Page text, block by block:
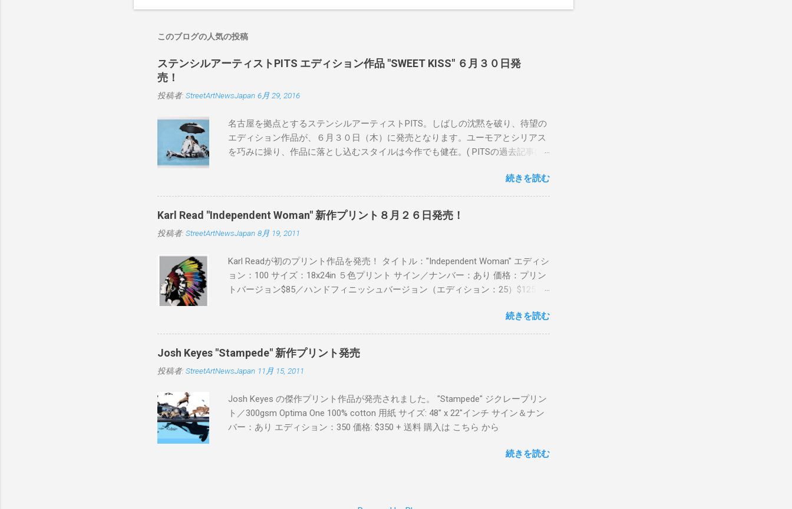
このブログの人気の投稿
ステンシルアーティストPITS エディション作品 "SWEET KISS" ６月３０日発
売！
投稿者: StreetArtNewsJapan 6月 29, 2016
名古屋を拠点とするステンシルアーティストPITS。しばしの沈黙を破り、待望の
エディション作品が、６月３０日（木）に発売となります。ユーモアとシリアス
を巧みに操り、作品に落とし込むスタイルは今作でも健在。( PITSの過去記事は
BLUE/MINT GREEN/PINK/YELLOW エディション：各色５ サイズ：800mm ×
550mm 価格：¥16,000(¥17,280) 購入は、 こちら から
続きを読む
Karl Read "Independent Woman" 新作プリント８月２６日発売！
投稿者: StreetArtNewsJapan 8月 19, 2011
Karl Readが初のプリント作品を発売！ タイトル："Independent Woman" エディシ
ョン：100 サイズ：18x24in ５色プリント サイン／ナンバー：あり 価格：プリン
トバージョン$85／ハンドフィニッシュバージョン（エディション：25）$125 購
続きを読む
Josh Keyes "Stampede" 新作プリント発売
投稿者: StreetArtNewsJapan 11月 15, 2011
Josh Keyes の傑作プリント作品が発売されました。 "Stampede" ジクレープリン
ト／300gsm Optima One 100% cotton 用紙 サイズ: 48" x 22"インチ サイン＆ナン
バー：あり エディション：350 価格: $350 + 送料 購入は こちら から
続きを読む